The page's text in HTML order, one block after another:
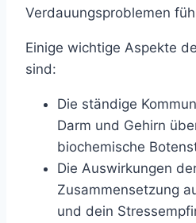
Verdauungsproblemen
Einige wichtige Aspekte
sind:
Die ständige
Darm und Gehirn
biochemische
Die Auswirkungen
Zusammensetzung
und dein